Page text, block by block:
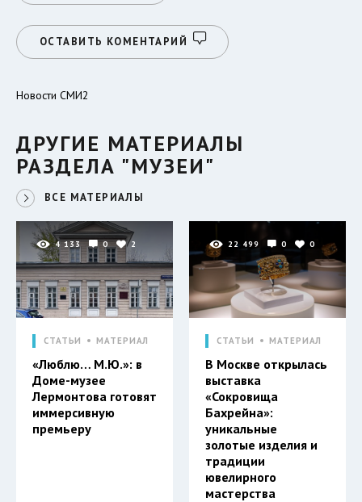
ОСТАВИТЬ КОМЕНТАРИЙ
Новости СМИ2
ДРУГИЕ МАТЕРИАЛЫ
РАЗДЕЛА "МУЗЕИ"
ВСЕ МАТЕРИАЛЫ
4 133 0 2
СТАТЬИ МАТЕРИАЛ
«Люблю… М.Ю.»: в
Доме-музее
Лермонтова готовят
иммерсивную
премьеру
22 499 0 0
СТАТЬИ МАТЕРИАЛ
В Москве открылась
выставка
«Сокровища
Бахрейна»:
уникальные
золотые изделия и
традиции
ювелирного
мастерства